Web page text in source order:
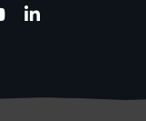
youtubelinkedin